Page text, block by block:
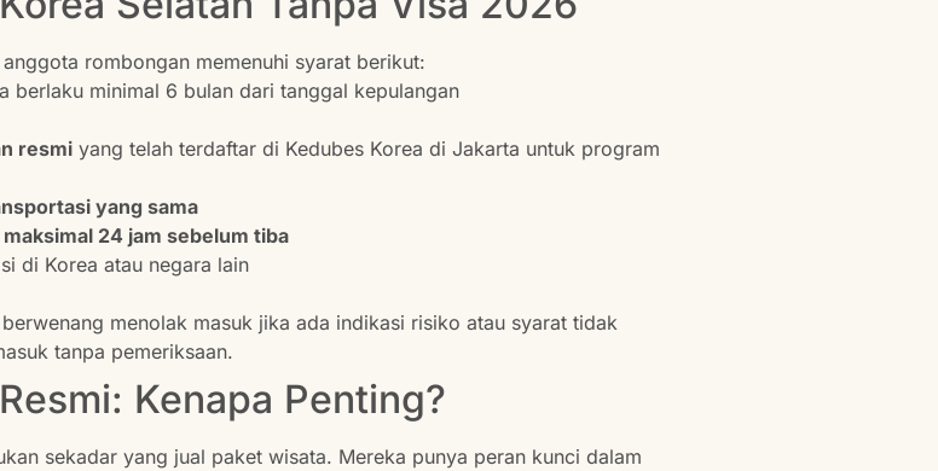
rombongan memenuhi syarat berikut:
minimal 6 bulan dari tanggal kepulangan
resmiyang telah terdaftar di Kedubes Korea di Jakarta untuk program
yang sama
maksimal 24 jam sebelum tiba
di Korea atau negara lain
menolak masuk jika ada indikasi risiko atau syarat tidak
tanpa pemeriksaan.
Kenapa Penting?
sekadar yang jual paket wisata. Mereka punya peran kunci dalam